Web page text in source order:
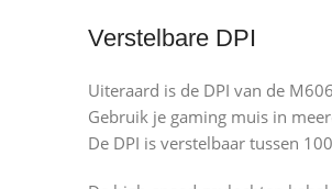
Verstelbare DPI
Uiteraard is de DPI van de
Gebruik je gaming muis in
De DPI is verstelbaar tussen